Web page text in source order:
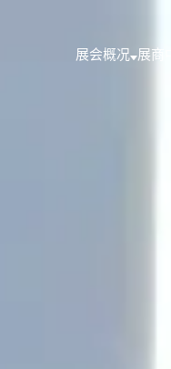
展会概况 展商